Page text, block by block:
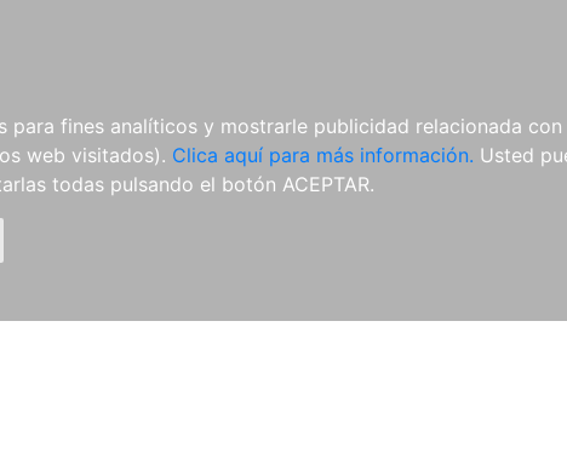
fines analíticos y mostrarle publicidad relacionada
web visitados). Clica aquí para más información. Usted
todas pulsando el botón ACEPTAR.
Y EDICIONES
REVISTAS
CDS Y
DVDS
MATERIAL